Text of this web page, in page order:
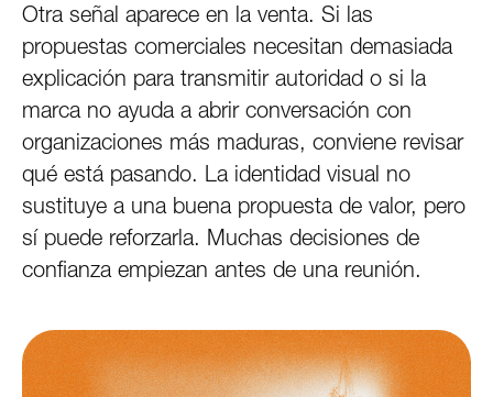
Otra señal aparece en la venta. Si las
propuestas comerciales necesitan demasiada
explicación para transmitir autoridad o si la
marca no ayuda a abrir conversación con
organizaciones más maduras, conviene revisar
qué está pasando. La identidad visual no
sustituye a una buena propuesta de valor, pero
sí puede reforzarla. Muchas decisiones de
confianza empiezan antes de una reunión.